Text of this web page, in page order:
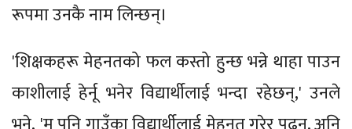
रूपमा उनकै नाम लिन्छन्।
'शिक्षकहरू मेहनतको फल कस्तो हुन्छ भन्ने थाहा पाउन
काशीलाई हेर्नू भनेर विद्यार्थीलाई भन्दा रहेछन्,' उनले